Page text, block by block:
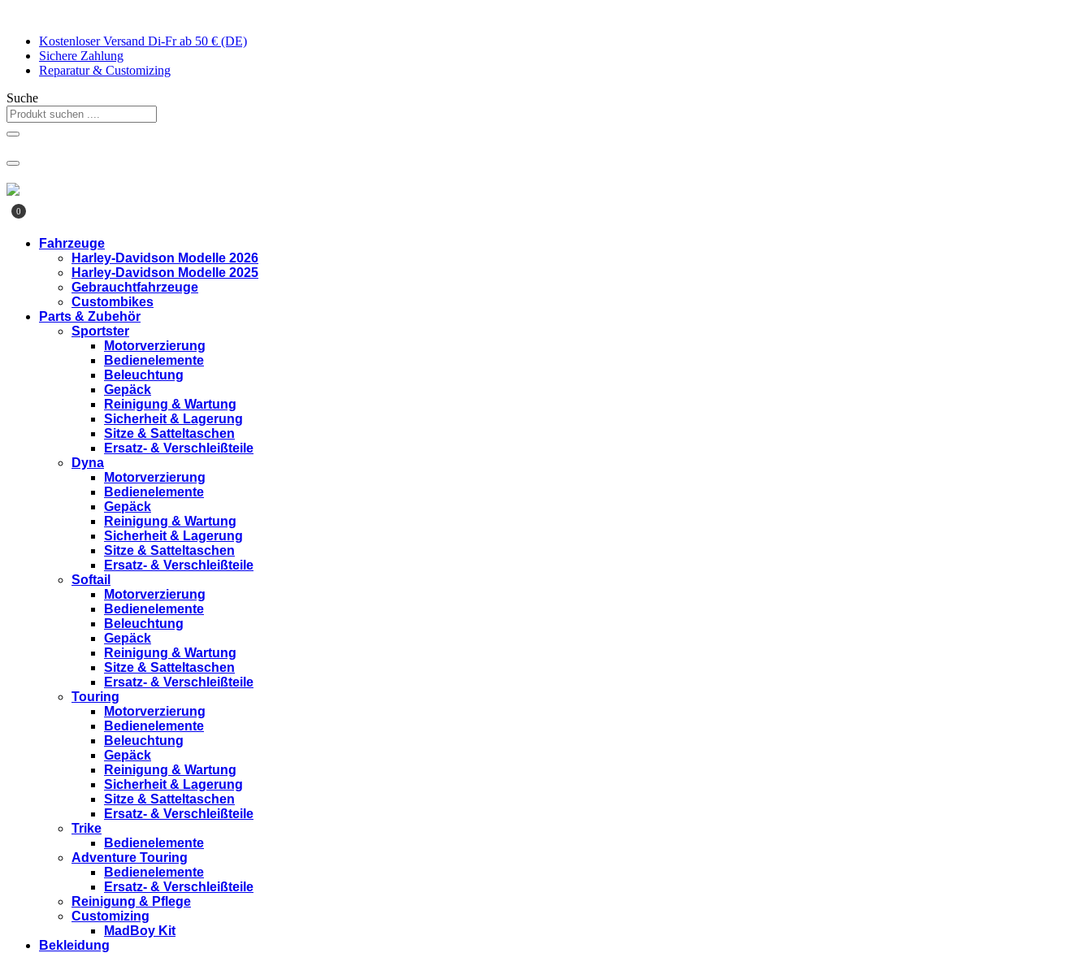
springenKostenloser Versand Di-Fr ab 50 € (DE)
Sichere Zahlung
Reparatur & Customizing
Suche
0
Fahrzeuge
Harley-Davidson Modelle 2026
Harley-Davidson Modelle 2025
Gebrauchtfahrzeuge
Custombikes
Parts & Zubehör
Sportster
Motorverzierung
Bedienelemente
Beleuchtung
Gepäck
Reinigung & Wartung
Sicherheit & Lagerung
Sitze & Satteltaschen
Ersatz- & Verschleißteile
Dyna
Motorverzierung
Bedienelemente
Gepäck
Reinigung & Wartung
Sicherheit & Lagerung
Sitze & Satteltaschen
Ersatz- & Verschleißteile
Softail
Motorverzierung
Bedienelemente
Beleuchtung
Gepäck
Reinigung & Wartung
Sitze & Satteltaschen
Ersatz- & Verschleißteile
Touring
Motorverzierung
Bedienelemente
Beleuchtung
Gepäck
Reinigung & Wartung
Sicherheit & Lagerung
Sitze & Satteltaschen
Ersatz- & Verschleißteile
Trike
Bedienelemente
Adventure Touring
Bedienelemente
Ersatz- & Verschleißteile
Reinigung & Pflege
Customizing
MadBoy Kit
Bekleidung